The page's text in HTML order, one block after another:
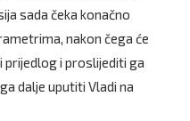
sada čeka konačno
nakon čega će
prijedlog i proslijediti ga
dalje uputiti Vladi na